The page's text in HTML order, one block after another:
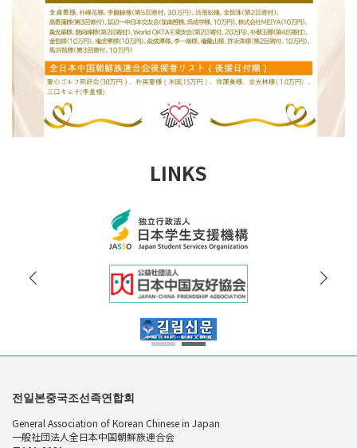
LINKS
전일본중국조선족연합회
General Association of Korean Chinese in Japan
一般社団法人全日本中国朝鮮族連合会